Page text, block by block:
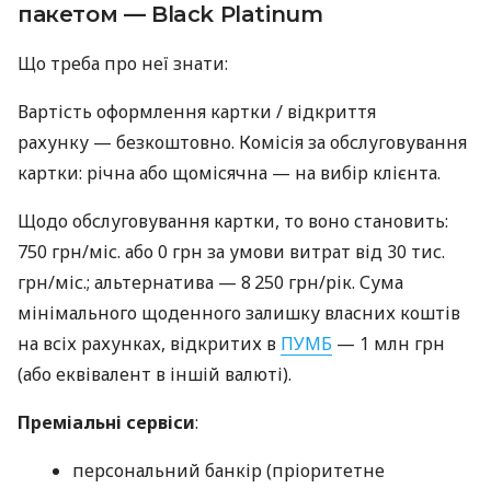
пакетом — Black Platinum
Що треба про неї знати:
Вартість оформлення картки / відкриття
рахунку — безкоштовно. Комісія за обслуговування
картки: річна або щомісячна — на вибір клієнта.
Щодо обслуговування картки, то воно становить:
750 грн/міс. або 0 грн за умови витрат від 30 тис.
грн/міс.; альтернатива — 8 250 грн/рік. Сума
мінімального щоденного залишку власних коштів
на всіх рахунках, відкритих в ПУМБ — 1 млн грн
(або еквівалент в іншій валюті).
Преміальні сервіси:
персональний банкір (пріоритетне